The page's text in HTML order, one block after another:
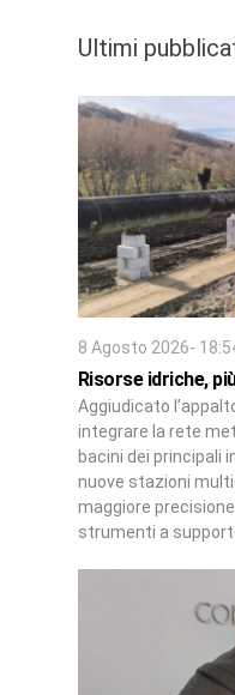
Ultimi
8 Agosto 2026-
Risorse idriche,
Aggiudicato
integrare la rete
bacini dei principali
nuove stazioni
maggiore
strumenti a